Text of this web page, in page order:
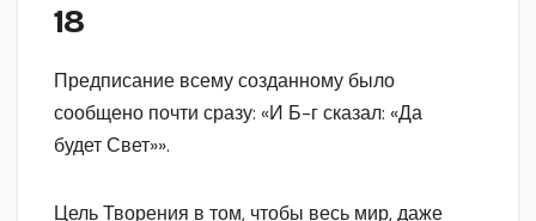
18
Предписание всему созданному было
сообщено почти сразу: «И Б-г сказал: «Да
будет Свет»».
Цель Творения в том, чтобы весь мир, даже